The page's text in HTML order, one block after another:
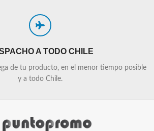
A TODO CHILE
de tu producto, en el menor tiempo posible
y a todo Chile.